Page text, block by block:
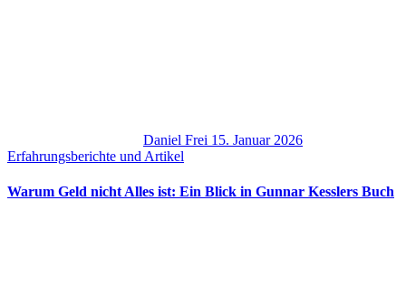
Daniel Frei 15. Januar 2026
Erfahrungsberichte und Artikel
Warum Geld nicht Alles ist: Ein Blick in Gunnar Kesslers Buch